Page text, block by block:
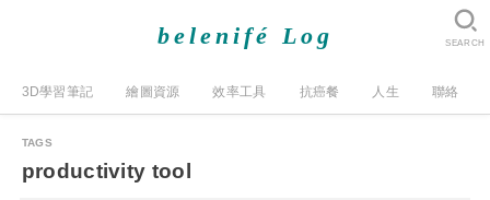
belenifé Log
3D學習筆記 繪圖資源 效率工具 抗癌餐 人生 聯絡
SEARCH
productivity tool